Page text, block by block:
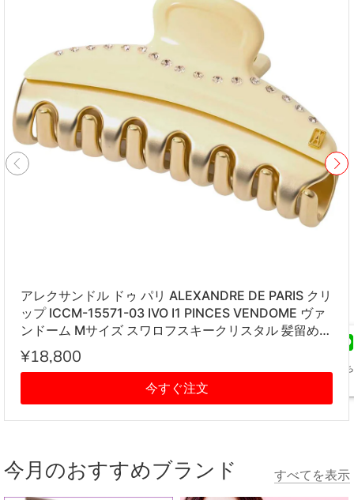
友だち
アレクサンドル ドゥ パリ ALEXANDRE DE PARIS クリ
ップ ICCM-15571-03 IVO I1 PINCES VENDOME ヴァ
ンドーム Mサイズ スワロフスキークリスタル 髪留め
レディース アイボリー系
¥18,800
今すぐ注文
今月のおすすめブランド すべてを表示